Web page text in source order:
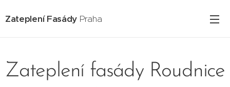
Zateplení Fasády Praha
Zateplení fasády Roudnice